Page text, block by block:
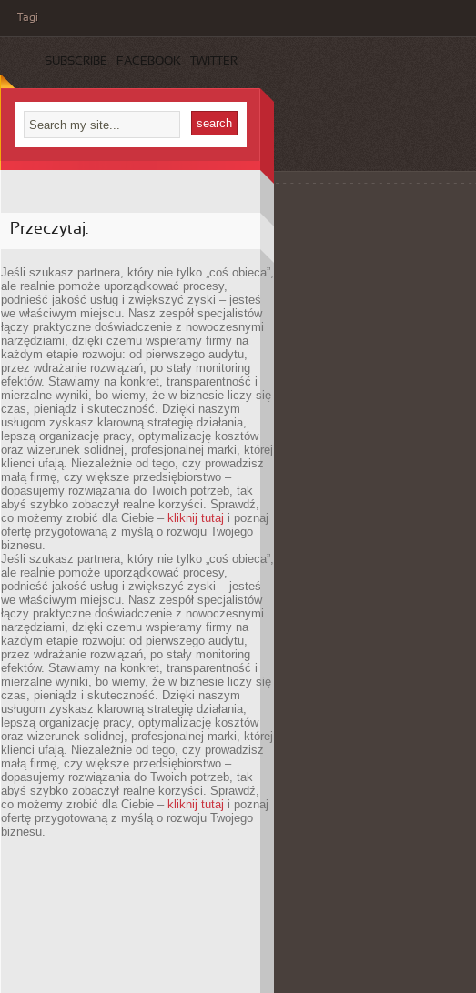
Tagi
SUBSCRIBE FACEBOOK TWITTER
Przeczytaj:
Jeśli szukasz partnera, który nie tylko „coś obieca”,
ale realnie pomoże uporządkować procesy,
podnieść jakość usług i zwiększyć zyski – jesteś
we właściwym miejscu. Nasz zespół specjalistów
łączy praktyczne doświadczenie z nowoczesnymi
narzędziami, dzięki czemu wspieramy firmy na
każdym etapie rozwoju: od pierwszego audytu,
przez wdrażanie rozwiązań, po stały monitoring
efektów. Stawiamy na konkret, transparentność i
mierzalne wyniki, bo wiemy, że w biznesie liczy się
czas, pieniądz i skuteczność. Dzięki naszym
usługom zyskasz klarowną strategię działania,
lepszą organizację pracy, optymalizację kosztów
oraz wizerunek solidnej, profesjonalnej marki, której
klienci ufają. Niezależnie od tego, czy prowadzisz
małą firmę, czy większe przedsiębiorstwo –
dopasujemy rozwiązania do Twoich potrzeb, tak
abyś szybko zobaczył realne korzyści. Sprawdź,
co możemy zrobić dla Ciebie – kliknij tutaj i poznaj
ofertę przygotowaną z myślą o rozwoju Twojego
biznesu.
Jeśli szukasz partnera, który nie tylko „coś obieca”,
ale realnie pomoże uporządkować procesy,
podnieść jakość usług i zwiększyć zyski – jesteś
we właściwym miejscu. Nasz zespół specjalistów
łączy praktyczne doświadczenie z nowoczesnymi
narzędziami, dzięki czemu wspieramy firmy na
każdym etapie rozwoju: od pierwszego audytu,
przez wdrażanie rozwiązań, po stały monitoring
efektów. Stawiamy na konkret, transparentność i
mierzalne wyniki, bo wiemy, że w biznesie liczy się
czas, pieniądz i skuteczność. Dzięki naszym
usługom zyskasz klarowną strategię działania,
lepszą organizację pracy, optymalizację kosztów
oraz wizerunek solidnej, profesjonalnej marki, której
klienci ufają. Niezależnie od tego, czy prowadzisz
małą firmę, czy większe przedsiębiorstwo –
dopasujemy rozwiązania do Twoich potrzeb, tak
abyś szybko zobaczył realne korzyści. Sprawdź,
co możemy zrobić dla Ciebie – kliknij tutaj i poznaj
ofertę przygotowaną z myślą o rozwoju Twojego
biznesu.